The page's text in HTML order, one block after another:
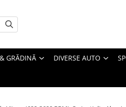
GRĂDINĂ DIVERSE AUTO